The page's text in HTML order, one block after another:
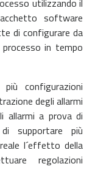
utilizzando il
software
di configurare da
in tempo
configurazioni
degli allarmi
allarmi a prova di
supportare più
l´effetto della
regolazioni